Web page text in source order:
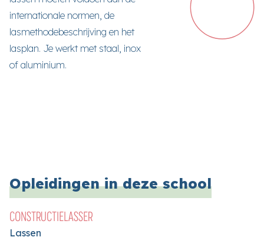
internationale normen, de
lasmethodebeschrijving en het
lasplan. Je werkt met staal, inox
of aluminium.
Opleidingen in deze school
CONSTRUCTIELASSER
Lassen